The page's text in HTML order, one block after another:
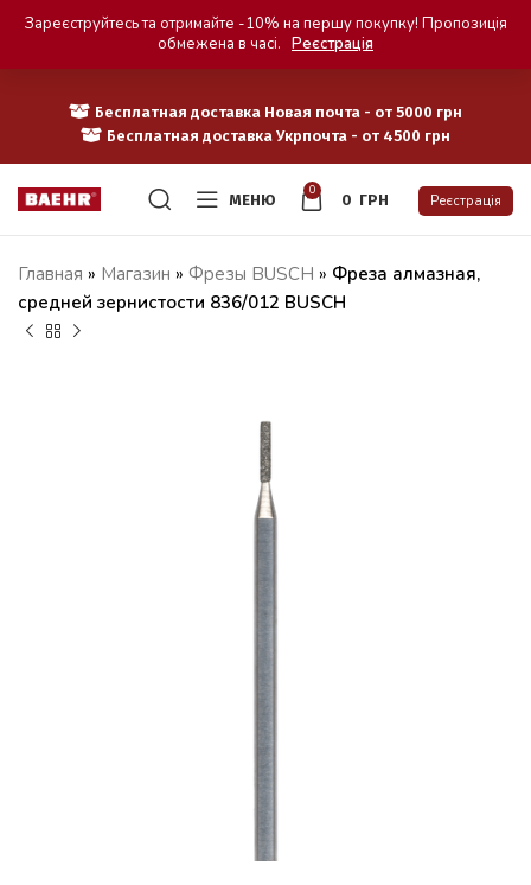
Бесплатная доставка Новая почта - от 5000 грн
Бесплатная доставка Укрпочта - от 4500 грн
МЕНЮ
0
0 ГРН Реєстрація
Главная » Магазин » Фрезы BUSCH » Фреза алмазная,
средней зернистости 836/012 BUSCH
Зареєструйтесь та отримайте -10% на першу покупку! Пропозиція
обмежена в часі. Реєстрація